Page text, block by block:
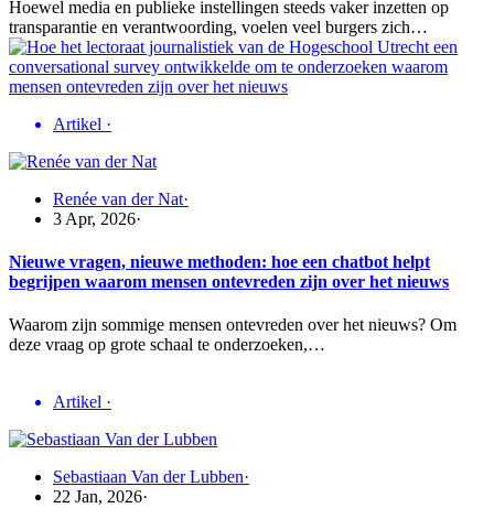
Hoewel media en publieke instellingen steeds vaker inzetten op
transparantie en verantwoording, voelen veel burgers zich…
Artikel ·
Renée van der Nat·
3 Apr, 2026·
Nieuwe vragen, nieuwe methoden: hoe een chatbot helpt
begrijpen waarom mensen ontevreden zijn over het nieuws
Waarom zijn sommige mensen ontevreden over het nieuws? Om
deze vraag op grote schaal te onderzoeken,…
Artikel ·
Sebastiaan Van der Lubben·
22 Jan, 2026·